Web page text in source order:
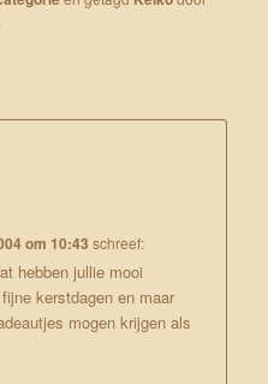
om 10:43 schreef:
hebben jullie mooi
kerstdagen en maar
mogen krijgen als